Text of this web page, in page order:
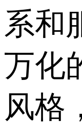
系和
万化
风格